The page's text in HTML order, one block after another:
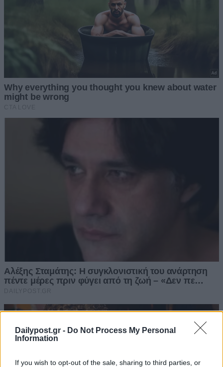
Dailypost.gr - Do Not Process My Personal
Information
If you wish to opt-out of the sale, sharing to third parties, or